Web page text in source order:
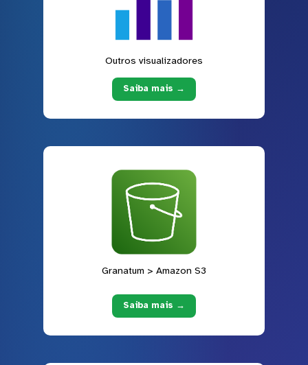
Outros visualizadores
Saiba mais →
Granatum > Amazon S3
Saiba mais →